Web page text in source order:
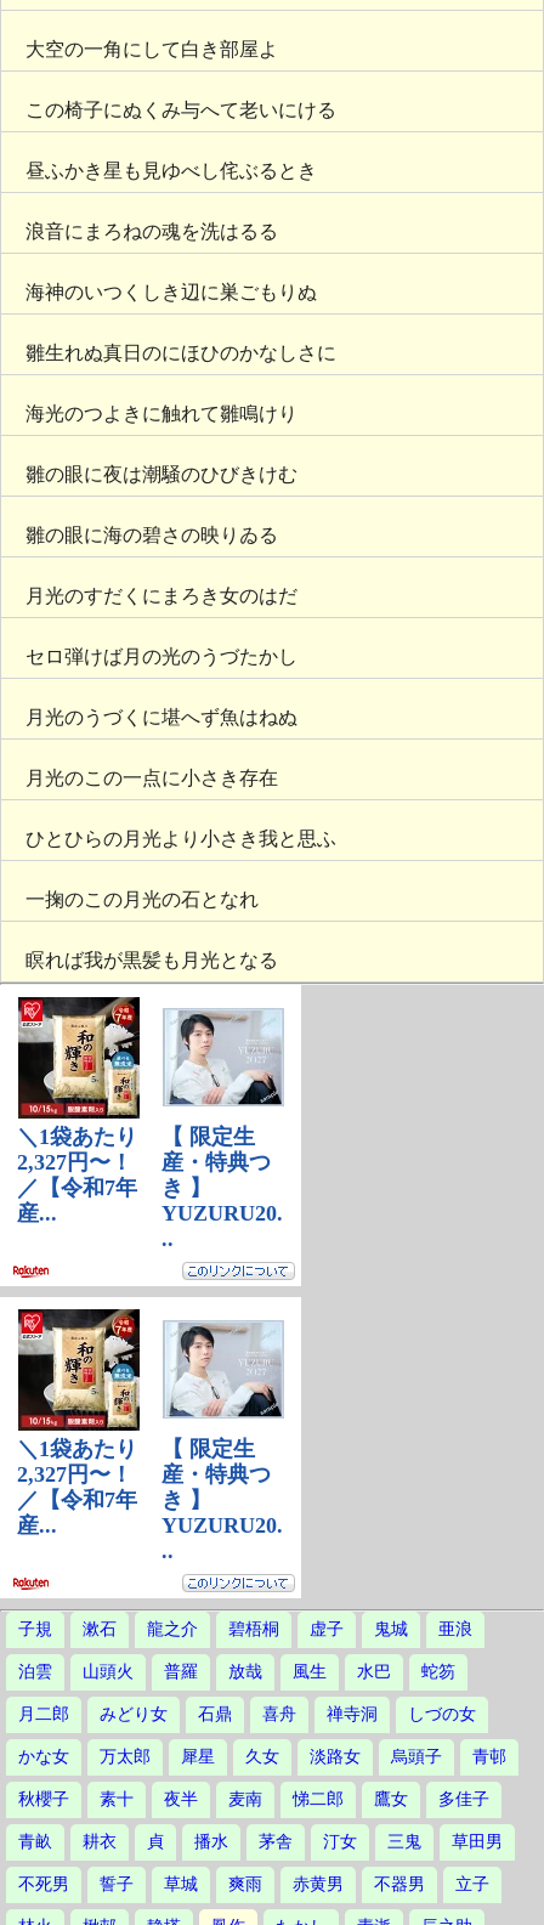
大空の一角にして白き部屋よ
この椅子にぬくみ与へて老いにける
昼ふかき星も見ゆべし侘ぶるとき
浪音にまろねの魂を洗はるる
海神のいつくしき辺に巣ごもりぬ
雛生れぬ真日のにほひのかなしさに
海光のつよきに触れて雛鳴けり
雛の眼に夜は潮騒のひびきけむ
雛の眼に海の碧さの映りゐる
月光のすだくにまろき女のはだ
セロ弾けば月の光のうづたかし
月光のうづくに堪へず魚はねぬ
月光のこの一点に小さき存在
ひとひらの月光より小さき我と思ふ
一掬のこの月光の石となれ
瞑れば我が黒髪も月光となる
子規 漱石 龍之介 碧梧桐 虚子 鬼城 亜浪
泊雲 山頭火 普羅 放哉 風生 水巴 蛇笏
月二郎 みどり女 石鼎 喜舟 禅寺洞 しづの女
かな女 万太郎 犀星 久女 淡路女 烏頭子 青邨
秋櫻子 素十 夜半 麦南 悌二郎 鷹女 多佳子
青畝 耕衣 貞 播水 茅舎 汀女 三鬼 草田男
不死男 誓子 草城 爽雨 赤黄男 不器男 立子